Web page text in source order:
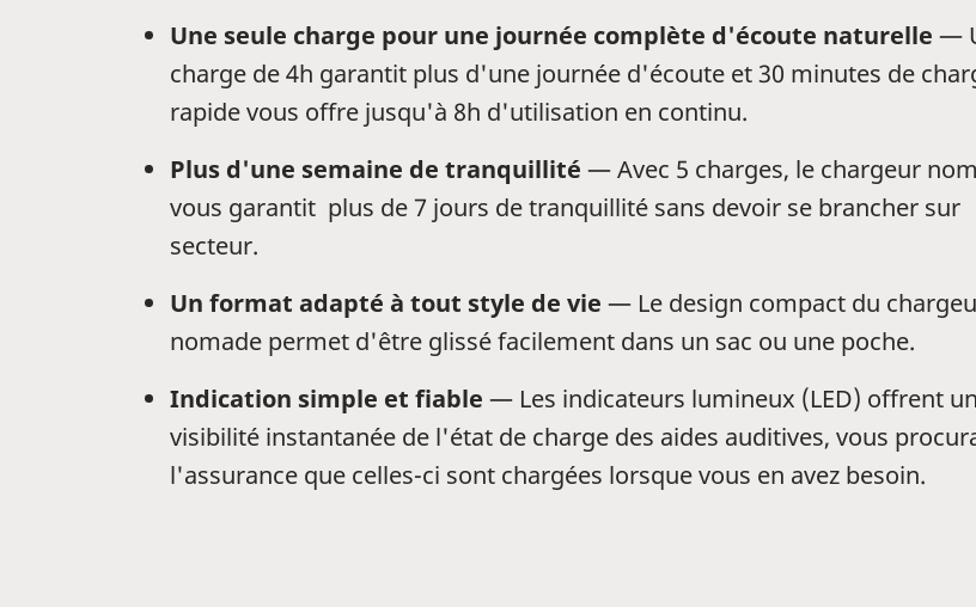
Une seule charge pour une journée complète d'écoute naturelle —
charge de 4h garantit plus d'une journée d'écoute et 30 minutes de
rapide vous offre jusqu'à 8h d'utilisation en continu.
Plus d'une semaine de tranquillité — Avec 5 charges, le chargeur
vous garantit plus de 7 jours de tranquillité sans devoir se brancher sur
secteur.
Un format adapté à tout style de vie — Le design compact du
nomade permet d'être glissé facilement dans un sac ou une poche.
Indication simple et fiable — Les indicateurs lumineux (LED) offrent
visibilité instantanée de l'état de charge des aides auditives, vous
l'assurance que celles-ci sont chargées lorsque vous en avez besoin.